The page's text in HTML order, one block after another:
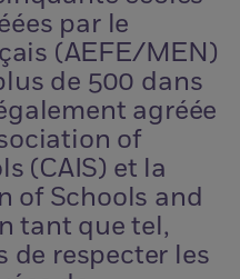
par le
(AEFE/MEN)
de 500 dans
agréée
of
(CAIS) et la
of Schools and
tant que tel,
de respecter les